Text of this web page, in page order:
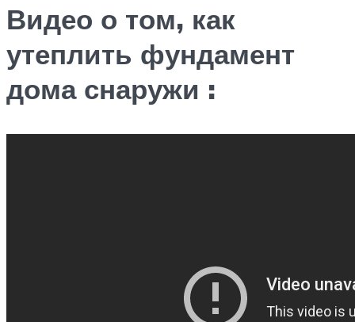
Видео о том, как
утеплить фундамент
дома снаружи :